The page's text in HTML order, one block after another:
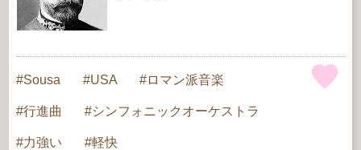
Sousa USA ロマン派音楽
行進曲 シンフォニックオーケストラ
力強い 軽快